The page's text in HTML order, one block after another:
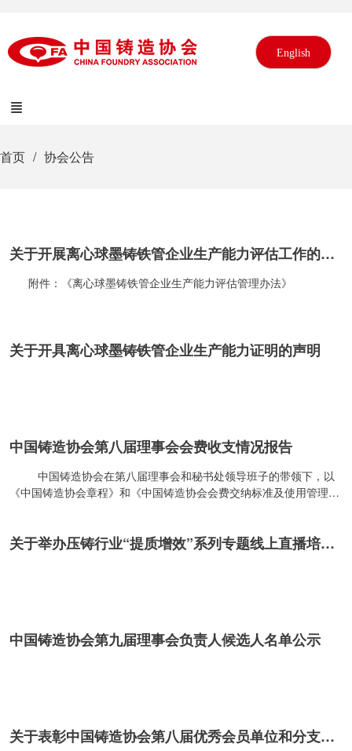
English
首页 协会公告
关于开展离心球墨铸铁管企业生产能力评估工作的通知
附件：《离心球墨铸铁管企业生产能力评估管理办法》
关于开具离心球墨铸铁管企业生产能力证明的声明
中国铸造协会第八届理事会会费收支情况报告
中国铸造协会在第八届理事会和秘书处领导班子的带领下，以
《中国铸造协会章程》和《中国铸造协会会费交纳标准及使用管理办
～12月收取725.43万元，2019年收取701.89万元，2020年收取
交流资料及资料的邮寄费用；房租、办公设备的添置和维修费用；开
关于举办压铸行业“提质增效”系列专题线上直播培训的通知
中国铸造协会第九届理事会负责人候选人名单公示
关于表彰中国铸造协会第八届优秀会员单位和分支机构的决定